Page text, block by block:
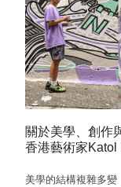
關於美學、創作
香港藝術家
美學的結構複雜多